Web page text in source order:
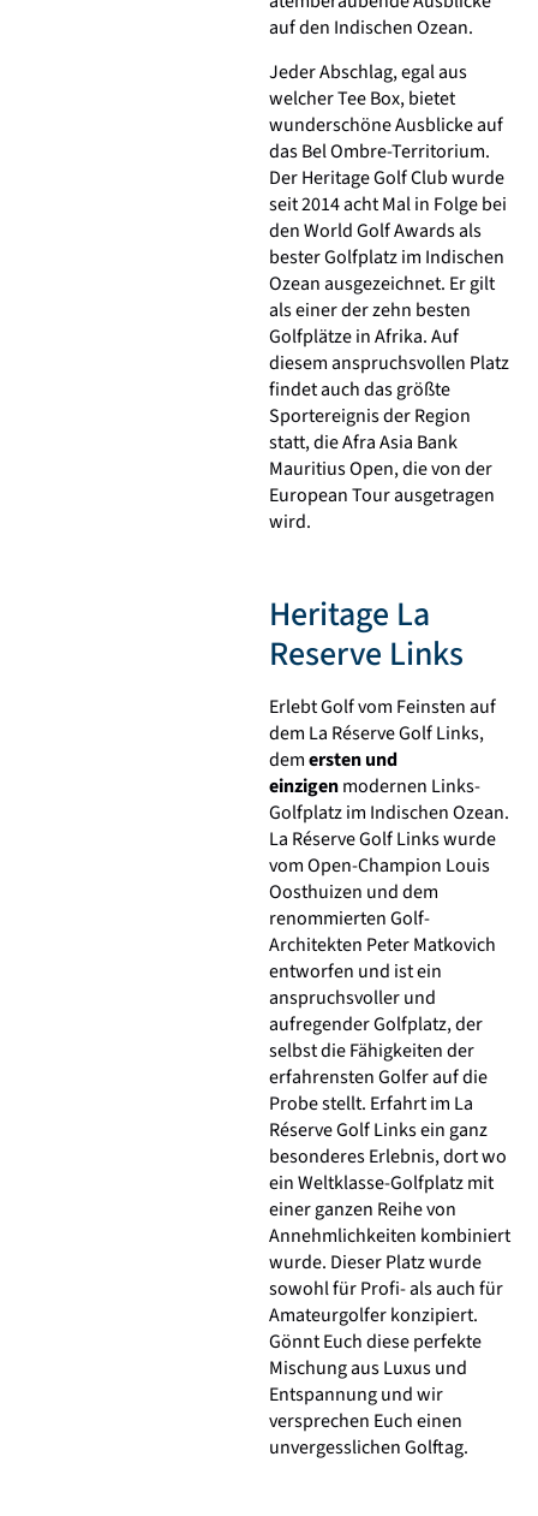
auf den Indischen Ozean.
Jeder Abschlag, egal aus
welcher Tee Box, bietet
wunderschöne Ausblicke auf
das Bel Ombre-Territorium.
Der Heritage Golf Club wurde
seit 2014 acht Mal in Folge bei
den World Golf Awards als
bester Golfplatz im Indischen
Ozean ausgezeichnet. Er gilt
als einer der zehn besten
Golfplätze in Afrika. Auf
diesem anspruchsvollen Platz
findet auch das größte
Sportereignis der Region
statt, die Afra Asia Bank
Mauritius Open, die von der
European Tour ausgetragen
wird.
Heritage La
Reserve Links
Erlebt Golf vom Feinsten auf
dem La Réserve Golf Links,
demersten und
einzigenmodernen Links-
Golfplatz im Indischen Ozean.
La Réserve Golf Links wurde
vom Open-Champion Louis
Oosthuizen und dem
renommierten Golf-
Architekten Peter Matkovich
entworfen und ist ein
anspruchsvoller und
aufregender Golfplatz, der
selbst die Fähigkeiten der
erfahrensten Golfer auf die
Probe stellt. Erfahrt im La
Réserve Golf Links ein ganz
besonderes Erlebnis, dort wo
ein Weltklasse-Golfplatz mit
einer ganzen Reihe von
Annehmlichkeiten kombiniert
wurde. Dieser Platz wurde
sowohl für Profi- als auch für
Amateurgolfer konzipiert.
Gönnt Euch diese perfekte
Mischung aus Luxus und
Entspannung und wir
versprechen Euch einen
unvergesslichen Golftag.